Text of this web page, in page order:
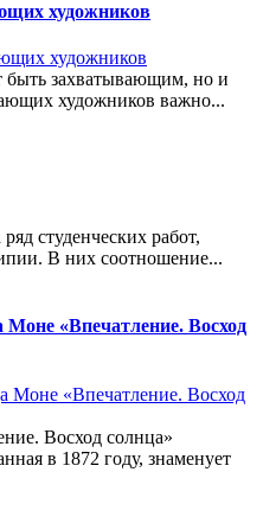
художников
быть захватывающим, но и
художников важно...
студенческих работ,
В них соотношение...
Моне «Впечатление. Восход
Восход солнца»
в 1872 году, знаменует